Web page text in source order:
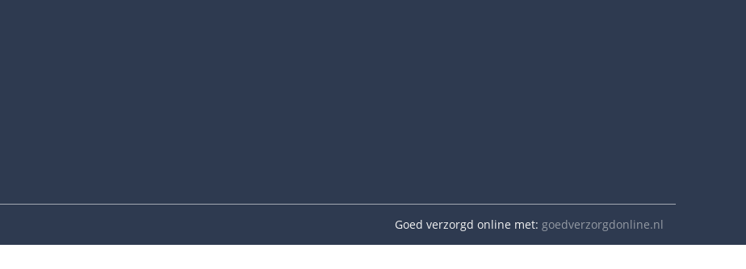
Goed verzorgd online met: goedverzorgdonline.nl